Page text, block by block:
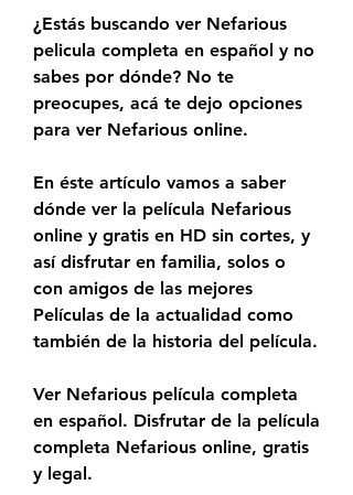
¿Estás buscando ver Nefarious
pelicula completa en español y no
sabes por dónde? No te
preocupes, acá te dejo opciones
para ver Nefarious online.
En éste artículo vamos a saber
dónde ver la película Nefarious
online y gratis en HD sin cortes, y
así disfrutar en familia, solos o
con amigos de las mejores
Películas de la actualidad como
también de la historia del película.
Ver Nefarious película completa
en español. Disfrutar de la película
completa Nefarious online, gratis
y legal.